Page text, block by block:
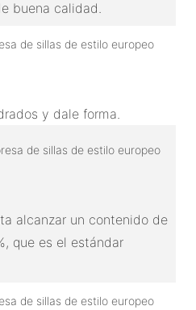
buena calidad.
y dale forma.
alcanzar un contenido de
que es el estándar